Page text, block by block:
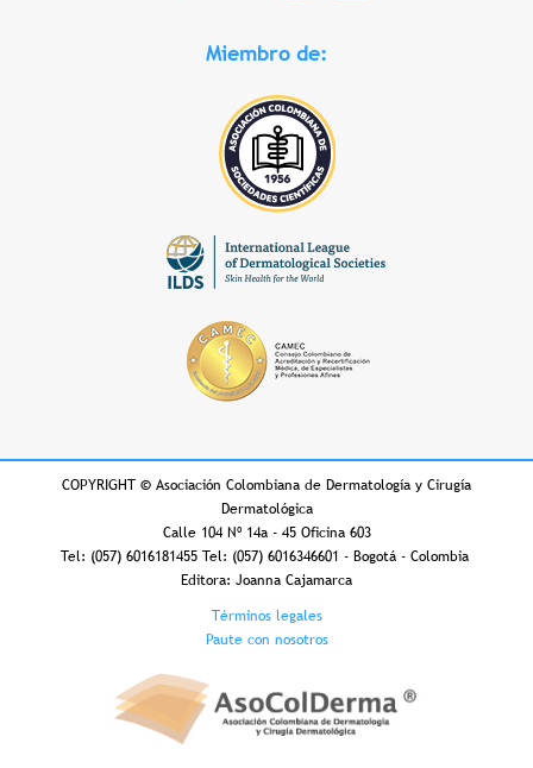
Miembro de:
COPYRIGHT © Asociación Colombiana de Dermatología y Cirugía
Dermatológica
Calle 104 Nº 14a - 45 Oficina 603
Tel: (057) 6016181455 Tel: (057) 6016346601 - Bogotá - Colombia
Editora: Joanna Cajamarca
Términos legales
Paute con nosotros